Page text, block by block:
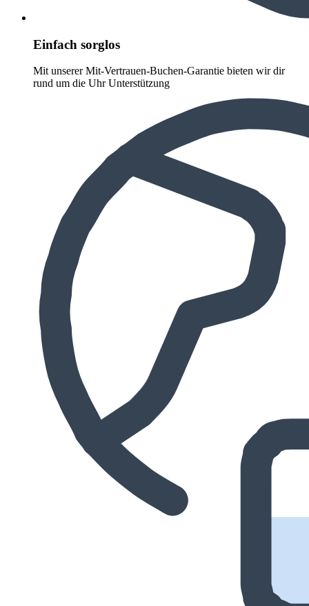
Einfach sorglos
Mit unserer Mit-Vertrauen-Buchen-Garantie bieten wir dir
rund um die Uhr Unterstützung